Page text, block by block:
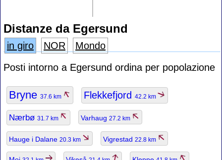
Distanze da Egersund
in giro NOR
Mondo
Posti intorno a Egersund ordina per popolazione
Bryne 37.6 km Flekkefjord 42.2 km
Nærbø 31.7 km Varhaug 27.2 km
Hauge i Dalane 20.3 km Vigrestad 22.8 km